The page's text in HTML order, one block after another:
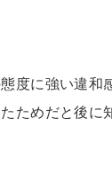
度に強い違和
ためだと後に